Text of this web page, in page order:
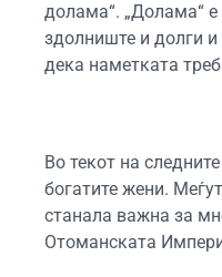
долама“. „Долама“
здолниште и долги
дека наметката
Во текот на
богатите жени.
станала важна за
Отоманската